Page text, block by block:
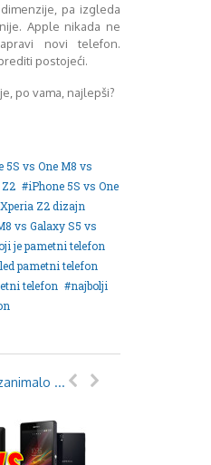
pa izgleda
Apple nikada ne
novi telefon.
postojeći.
po vama, najlepši?
5S vs One M8 vs
iPhone 5S vs One
Z2 dizajn
vs Galaxy S5 vs
je pametni telefon
pametni telefon
telefon
najbolji
...